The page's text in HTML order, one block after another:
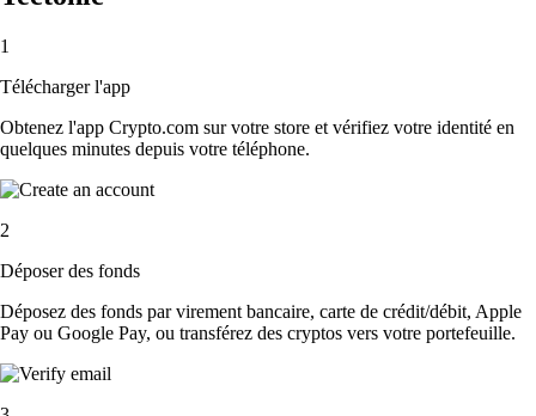
1
Télécharger l'app
Obtenez l'app Crypto.com sur votre store et vérifiez votre identité en
quelques minutes depuis votre téléphone.
2
Déposer des fonds
Déposez des fonds par virement bancaire, carte de crédit/débit, Apple
Pay ou Google Pay, ou transférez des cryptos vers votre portefeuille.